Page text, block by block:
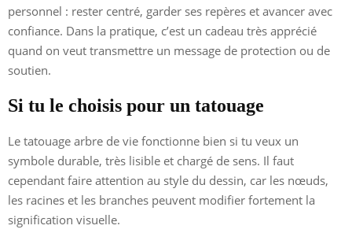
personnel : rester centré, garder ses repères et avancer avec
confiance. Dans la pratique, c’est un cadeau très apprécié
quand on veut transmettre un message de protection ou de
soutien.
Si tu le choisis pour un tatouage
Le tatouage arbre de vie fonctionne bien si tu veux un
symbole durable, très lisible et chargé de sens. Il faut
cependant faire attention au style du dessin, car les nœuds,
les racines et les branches peuvent modifier fortement la
signification visuelle.